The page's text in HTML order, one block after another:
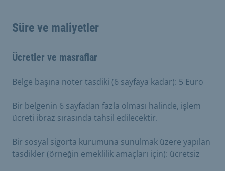
Süre ve maliyetler
Ücretler ve masraflar
Belge başına noter tasdiki (6 sayfaya kadar): 5 Euro
Bir belgenin 6 sayfadan fazla olması halinde, işlem
ücreti ibraz sırasında tahsil edilecektir.
Bir sosyal sigorta kurumuna sunulmak üzere yapılan
tasdikler (örneğin emeklilik amaçları için): ücretsiz